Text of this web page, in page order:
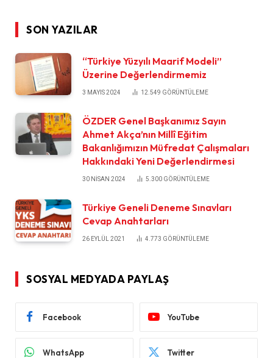
SON YAZILAR
“Türkiye Yüzyılı Maarif Modeli”
Üzerine Değerlendirmemiz
3 MAYIS 2024 12.549 GÖRÜNTÜLEME
ÖZDER Genel Başkanımız Sayın
Ahmet Akça’nın Millî Eğitim
Bakanlığımızın Müfredat Çalışmaları
Hakkındaki Yeni Değerlendirmesi
30 NISAN 2024 5.300 GÖRÜNTÜLEME
Türkiye Geneli Deneme Sınavları
Cevap Anahtarları
26 EYLÜL 2021 4.773 GÖRÜNTÜLEME
SOSYAL MEDYADA PAYLAŞ
Facebook YouTube
WhatsApp Twitter